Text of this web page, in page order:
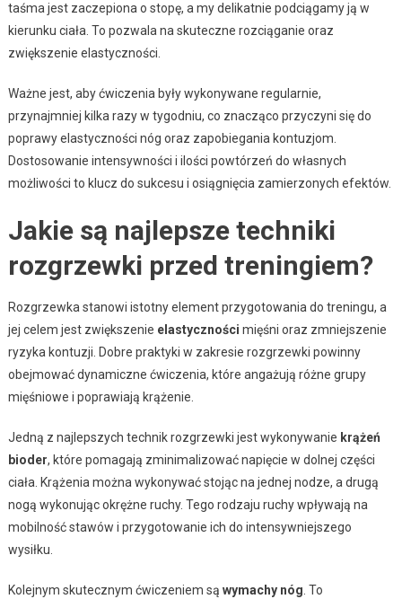
taśma jest zaczepiona o stopę, a my delikatnie podciągamy ją w
kierunku ciała. To pozwala na skuteczne rozciąganie oraz
zwiększenie elastyczności.
Ważne jest, aby ćwiczenia były wykonywane regularnie,
przynajmniej kilka razy w tygodniu, co znacząco przyczyni się do
poprawy elastyczności nóg oraz zapobiegania kontuzjom.
Dostosowanie intensywności i ilości powtórzeń do własnych
możliwości to klucz do sukcesu i osiągnięcia zamierzonych efektów.
Jakie są najlepsze techniki
rozgrzewki przed treningiem?
Rozgrzewka stanowi istotny element przygotowania do treningu, a
jej celem jest zwiększenie elastyczności mięśni oraz zmniejszenie
ryzyka kontuzji. Dobre praktyki w zakresie rozgrzewki powinny
obejmować dynamiczne ćwiczenia, które angażują różne grupy
mięśniowe i poprawiają krążenie.
Jedną z najlepszych technik rozgrzewki jest wykonywanie krążeń
bioder, które pomagają zminimalizować napięcie w dolnej części
ciała. Krążenia można wykonywać stojąc na jednej nodze, a drugą
nogą wykonując okrężne ruchy. Tego rodzaju ruchy wpływają na
mobilność stawów i przygotowanie ich do intensywniejszego
wysiłku.
Kolejnym skutecznym ćwiczeniem są wymachy nóg. To